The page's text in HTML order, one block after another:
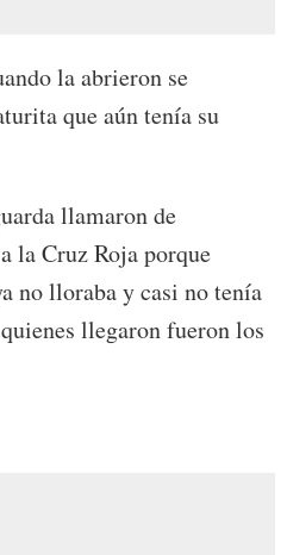
la abrieron se
que aún tenía su
llamaron de
la Cruz Roja porque
no lloraba y casi no tenía
llegaron fueron los